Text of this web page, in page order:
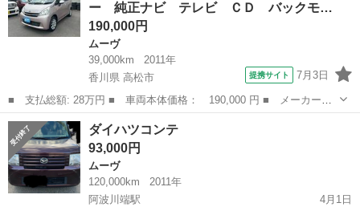
カ...
ー 純正ナビ テレビ ＣＤ バックモ…
190,000円
ムーヴ
39,000km
2011年
香川県 高松市
提携サイト 7月3日
■ 支払総額: 28万円 ■ 車両本体価格： 190,000 円 ■ メーカー
名： ダイハツ ■ 車種名： ムーヴ ■ グレード名： Ｘリミテッ
ド スマートキー 純正ナビ テレビ ＣＤ バックモニター プッ
シュスタート ア...
香川 高松市 ムーヴ
ダイハツコンテ
93,000円
ムーヴ
120,000km
2011年
阿波川端駅
4月1日